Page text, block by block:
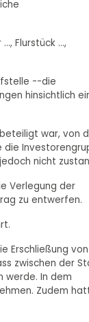
Flurstück ...,
--die
hinsichtlich
war, von
die
nicht
Verlegung der
zu entwerfen.
Erschließung von
zwischen der
werde. In dem
Zudem